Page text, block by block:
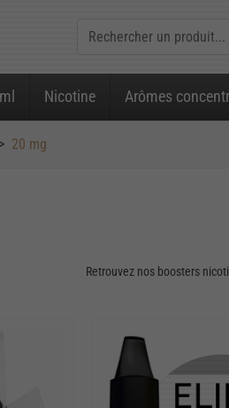
Nicotine Arômes
20 mg
Retrouvez nos boosters